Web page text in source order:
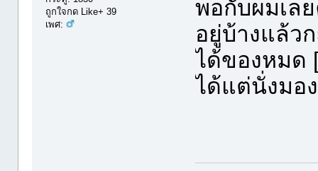
ถูกใจกด Like+ 39
เพศ:
พอกับผมเล
อยู่บ้างแล้ว
ได้ของหมด
ได้แต่นั่งมอ